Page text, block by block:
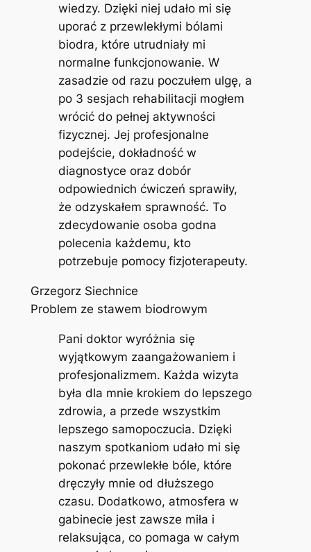
wiedzy. Dzięki niej udało mi się
uporać z przewlekłymi bólami
biodra, które utrudniały mi
normalne funkcjonowanie. W
zasadzie od razu poczułem ulgę, a
po 3 sesjach rehabilitacji mogłem
wrócić do pełnej aktywności
fizycznej. Jej profesjonalne
podejście, dokładność w
diagnostyce oraz dobór
odpowiednich ćwiczeń sprawiły,
że odzyskałem sprawność. To
zdecydowanie osoba godna
polecenia każdemu, kto
potrzebuje pomocy fizjoterapeuty.
Grzegorz Siechnice
Problem ze stawem biodrowym
Pani doktor wyróżnia się
wyjątkowym zaangażowaniem i
profesjonalizmem. Każda wizyta
była dla mnie krokiem do lepszego
zdrowia, a przede wszystkim
lepszego samopoczucia. Dzięki
naszym spotkaniom udało mi się
pokonać przewlekłe bóle, które
dręczyły mnie od dłuższego
czasu. Dodatkowo, atmosfera w
gabinecie jest zawsze miła i
relaksująca, co pomaga w całym